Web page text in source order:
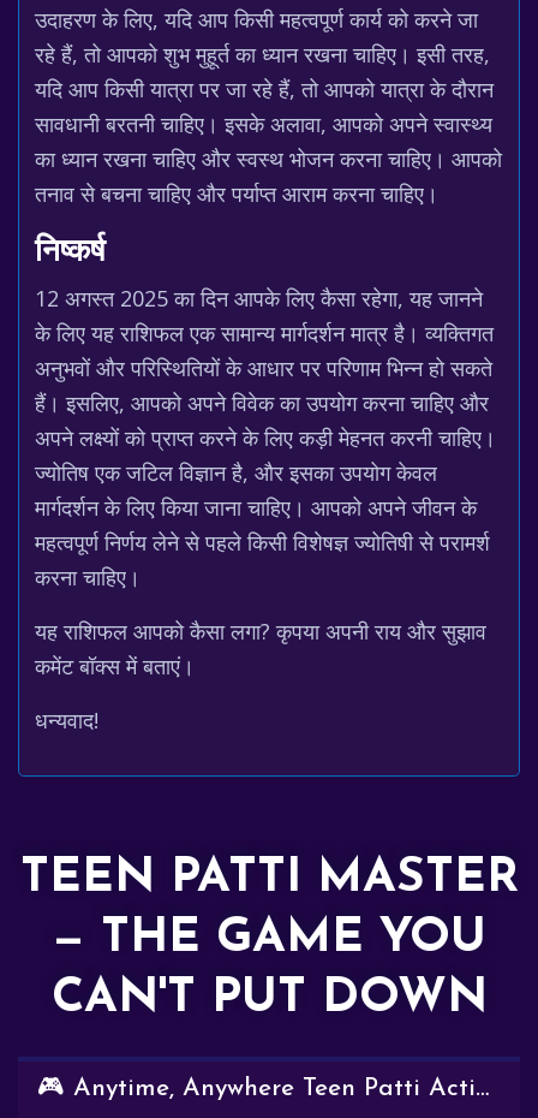
उदाहरण के लिए, यदि आप किसी महत्वपूर्ण कार्य को करने जा
रहे हैं, तो आपको शुभ मुहूर्त का ध्यान रखना चाहिए। इसी तरह,
यदि आप किसी यात्रा पर जा रहे हैं, तो आपको यात्रा के दौरान
सावधानी बरतनी चाहिए। इसके अलावा, आपको अपने स्वास्थ्य
का ध्यान रखना चाहिए और स्वस्थ भोजन करना चाहिए। आपको
तनाव से बचना चाहिए और पर्याप्त आराम करना चाहिए।
निष्कर्ष
12 अगस्त 2025 का दिन आपके लिए कैसा रहेगा, यह जानने
के लिए यह राशिफल एक सामान्य मार्गदर्शन मात्र है। व्यक्तिगत
अनुभवों और परिस्थितियों के आधार पर परिणाम भिन्न हो सकते
हैं। इसलिए, आपको अपने विवेक का उपयोग करना चाहिए और
अपने लक्ष्यों को प्राप्त करने के लिए कड़ी मेहनत करनी चाहिए।
ज्योतिष एक जटिल विज्ञान है, और इसका उपयोग केवल
मार्गदर्शन के लिए किया जाना चाहिए। आपको अपने जीवन के
महत्वपूर्ण निर्णय लेने से पहले किसी विशेषज्ञ ज्योतिषी से परामर्श
करना चाहिए।
यह राशिफल आपको कैसा लगा? कृपया अपनी राय और सुझाव
कमेंट बॉक्स में बताएं।
धन्यवाद!
TEEN PATTI MASTER
— THE GAME YOU
CAN'T PUT DOWN
🎮 Anytime, Anywhere Teen Patti Action